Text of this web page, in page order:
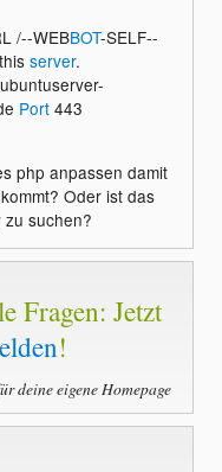
/--WEBBOT-SELF--
server.
Port443
php anpassen damit
Oder ist das
zu suchen?
Fragen: Jetzt
!
deine eigene Homepage